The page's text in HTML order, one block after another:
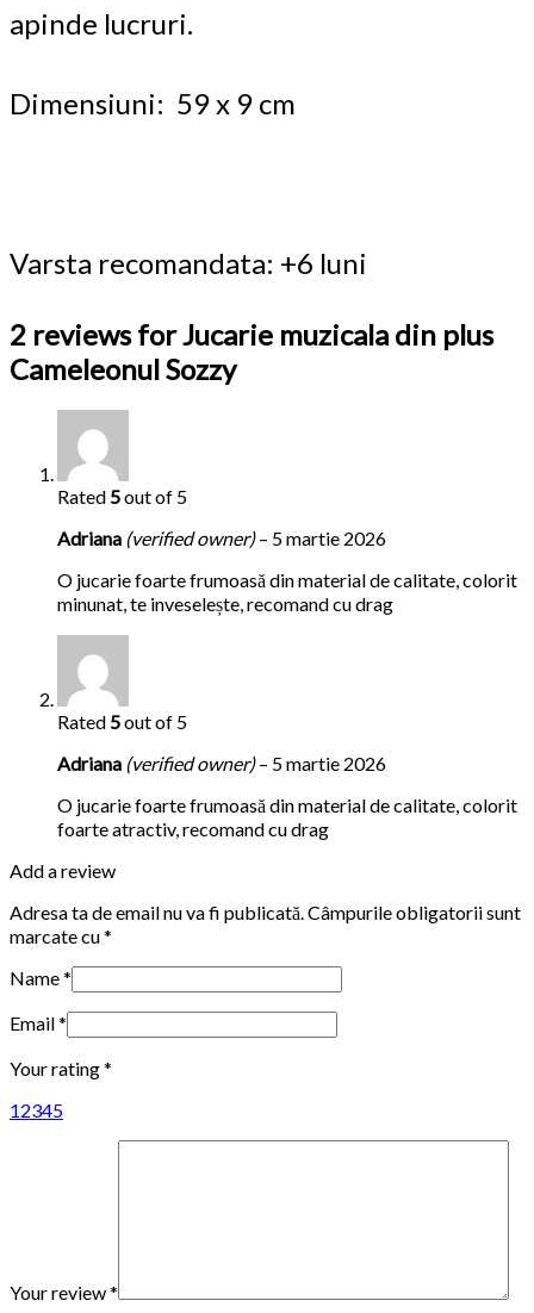
apinde lucruri.
Dimensiuni: 59 x 9 cm
Varsta recomandata: +6 luni
2 reviews forJucarie muzicala din plus
Cameleonul Sozzy
Rated5out of 5
Adriana (verified owner) – 5 martie 2026
O jucarie foarte frumoasă din material de calitate, colorit
minunat, te inveselește, recomand cu drag
Rated5out of 5
Adriana (verified owner) – 5 martie 2026
O jucarie foarte frumoasă din material de calitate, colorit
foarte atractiv, recomand cu drag
Add a review
Adresa ta de email nu va fi publicată.Câmpurile obligatorii sunt
marcate cu*
Name*
Email*
Your rating*
12345
Your review*